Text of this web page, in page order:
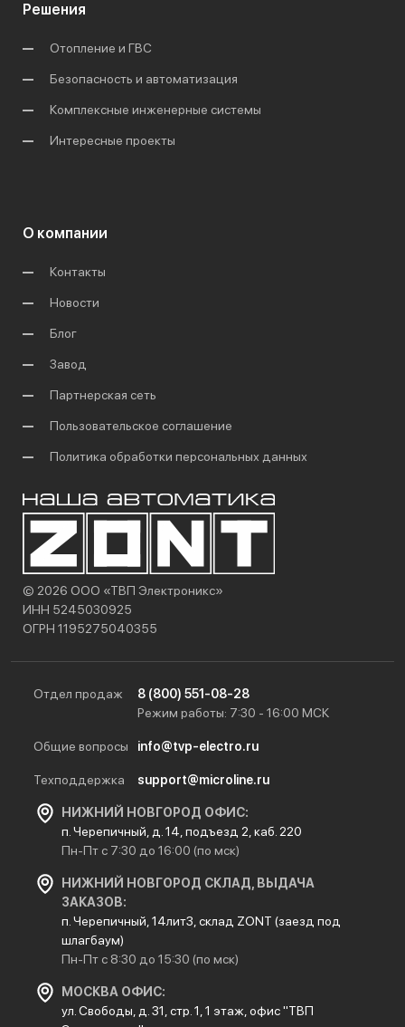
Решения
Отопление и ГВС
Безопасность и автоматизация
Комплексные инженерные системы
Интересные проекты
О компании
Контакты
Новости
Блог
Завод
Партнерская сеть
Пользовательское соглашение
Политика обработки персональных данных
© 2026 ООО «ТВП Электроникс»
ИНН 5245030925
ОГРН 1195275040355
Отдел продаж
8 (800) 551-08-28
Режим работы: 7:30 - 16:00 МСК
Общие вопросы info@tvp-electro.ru
Техподдержка support@microline.ru
НИЖНИЙ НОВГОРОД ОФИС:
п. Черепичный, д. 14, подъезд 2, каб. 220
Пн-Пт с 7:30 до 16:00 (по мск)
НИЖНИЙ НОВГОРОД СКЛАД, ВЫДАЧА
ЗАКАЗОВ:
п. Черепичный, 14лит3, склад ZONT (заезд под
шлагбаум)
Пн-Пт с 8:30 до 15:30 (по мск)
МОСКВА ОФИС:
ул. Свободы, д. 31, стр. 1, 1 этаж, офис "ТВП